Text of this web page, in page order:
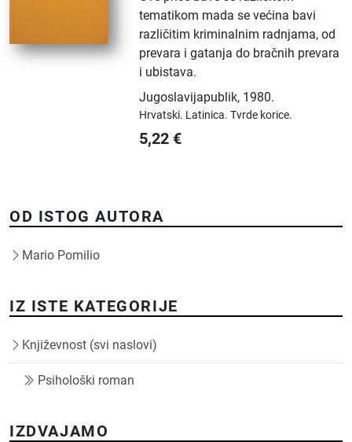
tematikom mada se većina bavi
različitim kriminalnim radnjama, od
prevara i gatanja do bračnih prevara
i ubistava.
Jugoslavijapublik, 1980.
Hrvatski. Latinica.Tvrde korice.
5,22 €
OD ISTOG AUTORA
Mario Pomilio
IZ ISTE KATEGORIJE
Književnost (svi naslovi)
Psihološki roman
IZDVAJAMO